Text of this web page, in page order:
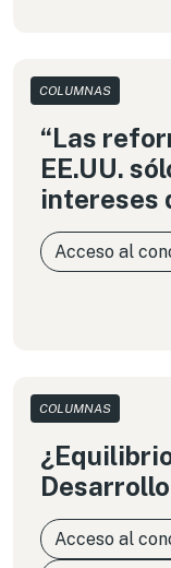
COLUMNAS
“Las
EE.UU.
intereses
Acceso al
COLUMNAS
Acceso al